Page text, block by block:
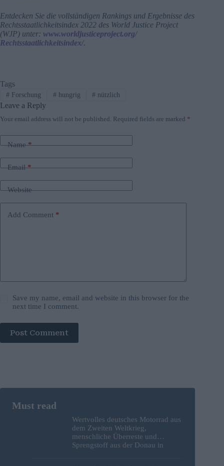
Entdecken Sie die vollständigen Rankings und Ergebnisse des
Rechtsstaatlichkeitsindex 2022 des World Justice Project
(WJP) unter: www.worldjusticeproject.org/
Rechtsstaatlichkeitsindex/.
Tags
#Forschung #hungrig # nützlich
Leave a Reply
Your email address will not be published. Required fields are marked *
Name*
Email*
Website
Add Comment *
Save my name, email and website in this browser for the
next time I comment.
Post Comment
Wertvolles deutsches Motorrad aus
dem Zweiten Weltkrieg,
menschliche Überreste und
Sprengstoff aus der Donau in